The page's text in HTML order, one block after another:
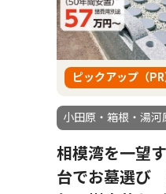
ピックアップ（PR
小田原・箱根・湯河
相模湾を一望
台でお墓選び